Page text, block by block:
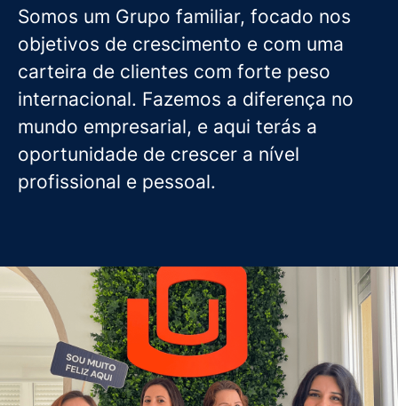
Somos um Grupo familiar, focado nos
objetivos de crescimento e com uma
carteira de clientes com forte peso
internacional. Fazemos a diferença no
mundo empresarial, e aqui terás a
oportunidade de crescer a nível
profissional e pessoal.